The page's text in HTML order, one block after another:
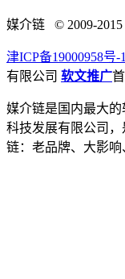
媒介链 © 2009-2015
津ICP备19000958号-1
有限公司 软文推广
媒介链是国内最大
科技发展有限公司
链：老品牌、大影响